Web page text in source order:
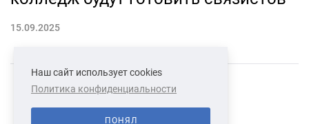
15.09.2025
СВЯЗАТЬСЯ С НАМИ О НАС
Наш сайт использует cookies
Политика конфиденциальности
ПОНЯЛ